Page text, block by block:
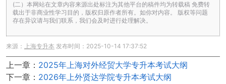
(二）本网站在文章内容来源出处标注为其他平台的稿件均为转载稿 免费转
载出于非商业性学习目的，版权归原作者所有。如你对内容。 版权等问题
存在异议请与我们联系，我们会及时进行处理解决。
来源： 上海专升本 发布时间：2025-10-14 17:37:52
上一章： 2025年上海对外经贸大学专升本考试大纲
下一章： 2026年上外贤达学院专升本考试大纲